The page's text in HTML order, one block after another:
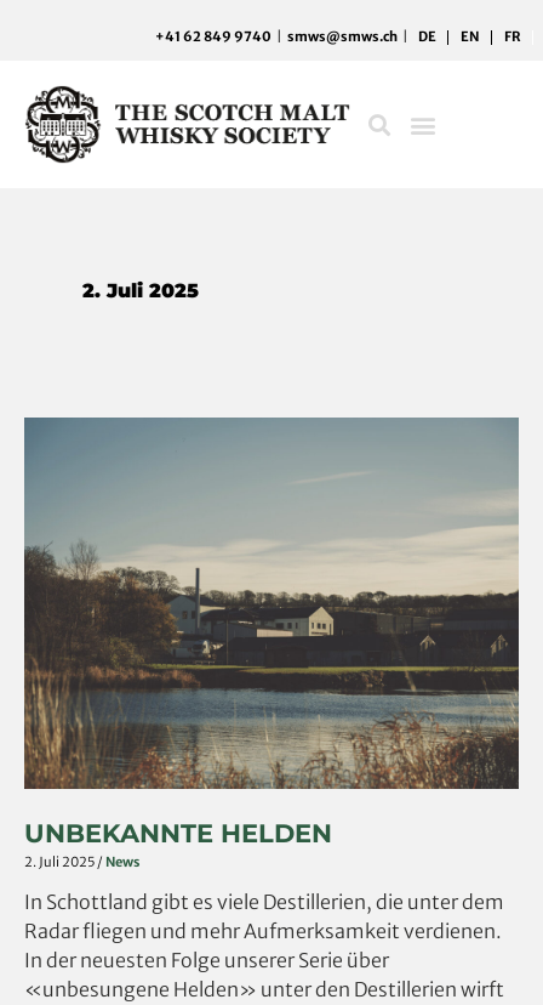
+41 62 849 9740 smws@smws.ch DE EN FR
2. Juli 2025
UNBEKANNTE HELDEN
2. Juli 2025 / News
In Schottland gibt es viele Destillerien, die unter dem
Radar fliegen und mehr Aufmerksamkeit verdienen.
In der neuesten Folge unserer Serie über
«unbesungene Helden» unter den Destillerien wirft